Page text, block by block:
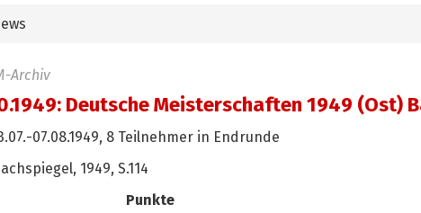
Archiv
Deutsche Meisterschaften 1949 (Ost)
07.08.1949, 8 Teilnehmer in Endrunde
1949, S.114
Punkte